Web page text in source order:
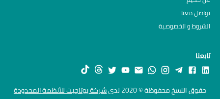
تواصل معنا
الشروط و الخصوصية
تابعنا
حقوق النسخ محفوظة © 2020 لدى شركة يوتاجيت للأنظمة المحدودة